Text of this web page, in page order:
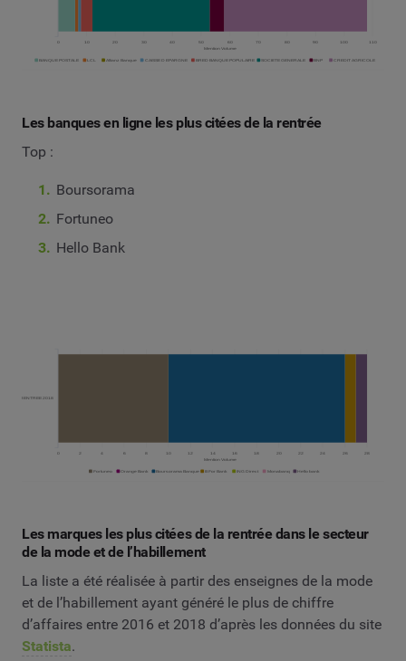
Les banques en ligne les plus citées de la rentrée
Top :
Boursorama
Fortuneo
Hello Bank
Les marques les plus citées de la rentrée dans le secteur
de la mode et de l’habillement
La liste a été réalisée à partir des enseignes de la mode
et de l’habillement ayant généré le plus de chiffre
d’affaires entre 2016 et 2018 d’après les données du site
Statista.